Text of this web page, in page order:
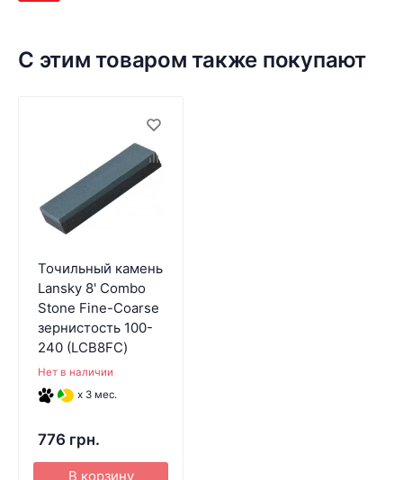
С этим товаром также покупают
Точильный камень
Lansky 8' Combo
Stone Fine-Coarse
зернистость 100-
240 (LCB8FC)
Нет в наличии
x 3 мес.
776 грн.
В корзину